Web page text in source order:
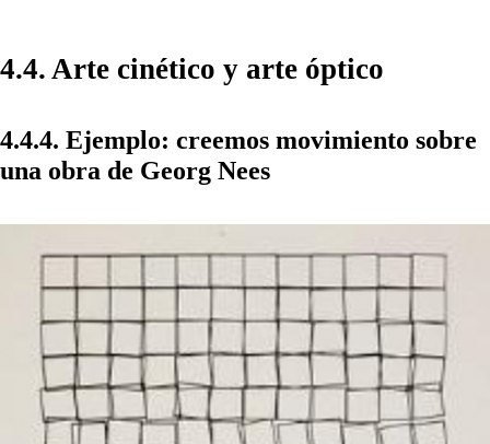
4.4. Arte cinético y arte óptico
4.4.4. Ejemplo: creemos movimiento sobre
una obra de Georg Nees